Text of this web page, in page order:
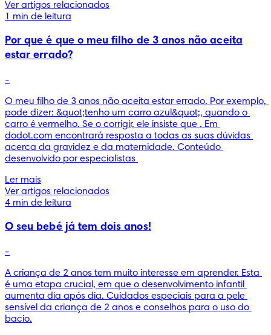
Ver artigos relacionados
1 min de leitura
Por que é que o meu filho de 3 anos não aceita
estar errado?
-
O meu filho de 3 anos não aceita estar errado. Por exemplo,
pode dizer: &quot;tenho um carro azul&quot;, quando o
carro é vermelho. Se o corrigir, ele insiste que . Em
dodot.com encontrará resposta a todas as suas dúvidas
acerca da gravidez e da maternidade. Conteúdo
desenvolvido por especialistas
Ler mais
Ver artigos relacionados
4 min de leitura
O seu bebé já tem dois anos!
-
A criança de 2 anos tem muito interesse em aprender. Esta
é uma etapa crucial, em que o desenvolvimento infantil
aumenta dia após dia. Cuidados especiais para a pele
sensível da criança de 2 anos e conselhos para o uso do
bacio.